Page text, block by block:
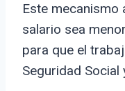
Este mecanismo
salario sea
para que el
Seguridad